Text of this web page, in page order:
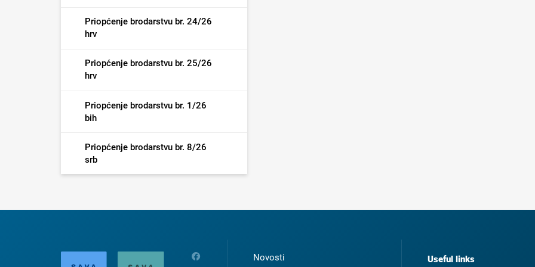
Priopćenje brodarstvu br. 24/26
hrv
Priopćenje brodarstvu br. 25/26
hrv
Priopćenje brodarstvu br. 1/26
bih
Priopćenje brodarstvu br. 8/26
srb
Novosti Useful links